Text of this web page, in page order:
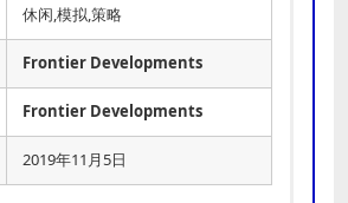
休闲,模拟,策略
Frontier Developments
Frontier Developments
2019年11月5日